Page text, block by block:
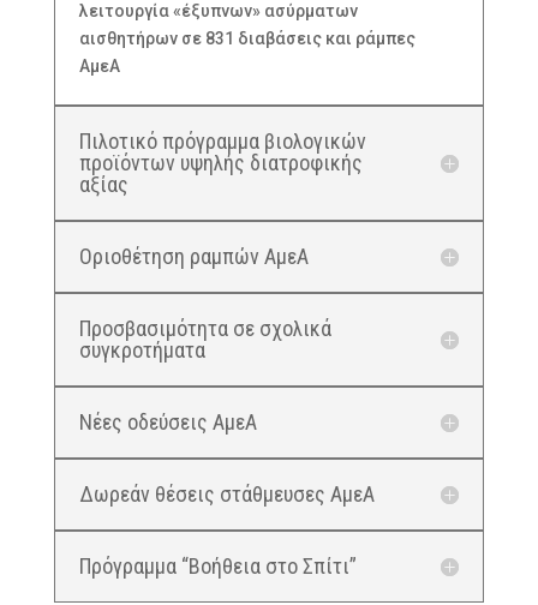
λειτουργία «έξυπνων» ασύρματων
αισθητήρων σε 831 διαβάσεις και ράμπες
ΑμεΑ
Πιλοτικό πρόγραμμα βιολογικών
προϊόντων υψηλής διατροφικής
αξίας
Οριοθέτηση ραμπών ΑμεΑ
Προσβασιμότητα σε σχολικά
συγκροτήματα
Νέες οδεύσεις ΑμεΑ
Δωρεάν θέσεις στάθμευσες ΑμεΑ
Πρόγραμμα “Βοήθεια στο Σπίτι”